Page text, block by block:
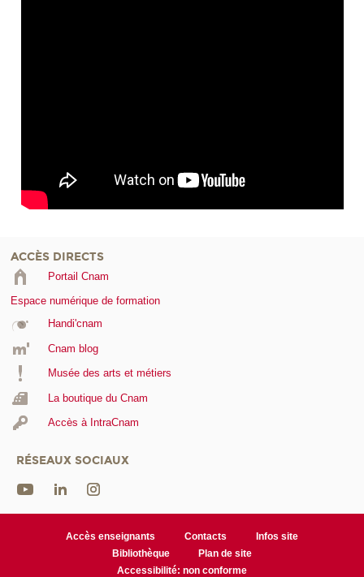
ACCÈS DIRECTS
Portail Cnam
Espace numérique de formation
Handi'cnam
Cnam blog
Musée des arts et métiers
La boutique du Cnam
Accès à IntraCnam
RÉSEAUX SOCIAUX
Accès enseignants Contacts
Infos site
Bibliothèque
Plan de site
Accessibilité: non conforme